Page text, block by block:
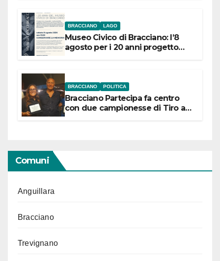
BRACCIANO LAGO
Museo Civico di Bracciano: l’8
agosto per i 20 anni progetto
BRACCIANO POLITICA
Bracciano Partecipa fa centro
con due campionesse di Tiro a
Comuni
Anguillara
Bracciano
Trevignano